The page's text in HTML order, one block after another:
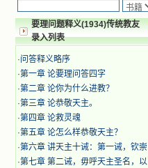
要理问题释义(1934)传统教友
录入列表
·问答释义略序
·第一章 论要理问答四字
·第二章 论你为什么进教？
·第三章 论恭敬天主。
·第四章 论救灵魂
·第五章 论怎么样恭敬天主？
·第六章 讲天主十诫：第一诫，钦崇
·第七章 第二诫，毋呼天主圣名，以